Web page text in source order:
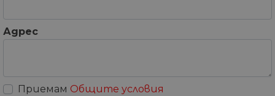
Адрес
Приемам Общите условия